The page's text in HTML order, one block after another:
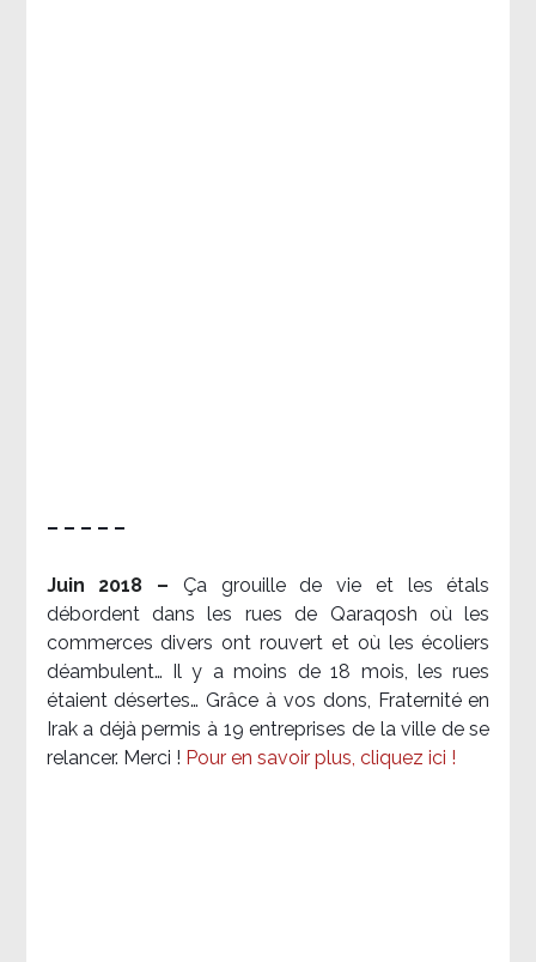
– – – – –
Juin 2018 – Ça grouille de vie et les étals
débordent dans les rues de Qaraqosh où les
commerces divers ont rouvert et où les écoliers
déambulent… Il y a moins de 18 mois, les rues
étaient désertes… Grâce à vos dons, Fraternité en
Irak a déjà permis à 19 entreprises de la ville de se
relancer. Merci ! Pour en savoir plus, cliquez ici !